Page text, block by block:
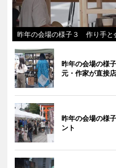
昨年の会場の様子３ 作り手と
昨年の会場の様
元・作家が直接
昨年の会場の様
ント